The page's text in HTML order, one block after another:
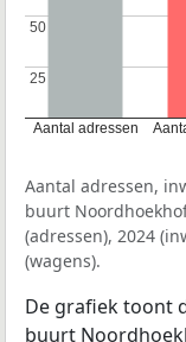
Aantal adressen
25
25
50
50
Aantal adressen,
buurt
(adressen), 2024
(wagens).
De grafiek toont
buurt